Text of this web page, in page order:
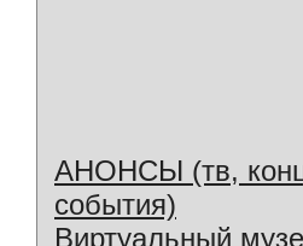
АНОНСЫ (тв,
события)
Виртуальный